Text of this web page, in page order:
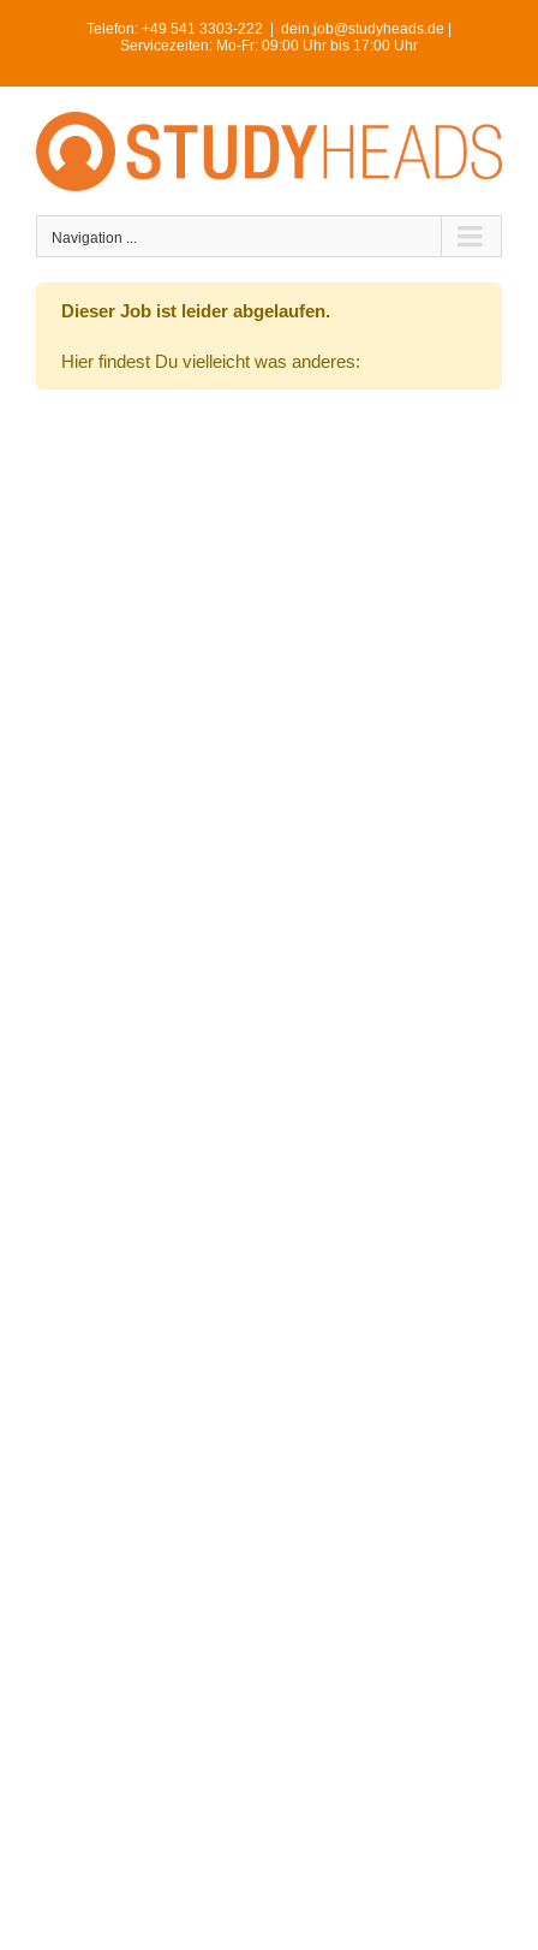
Telefon: +49 541 3303-222
dein.job@studyheads.de |
Servicezeiten: Mo-Fr: 09:00 Uhr bis 17:00 Uhr
Navigation ...
Dieser Job ist leider abgelaufen.
Hier findest Du vielleicht was anderes: